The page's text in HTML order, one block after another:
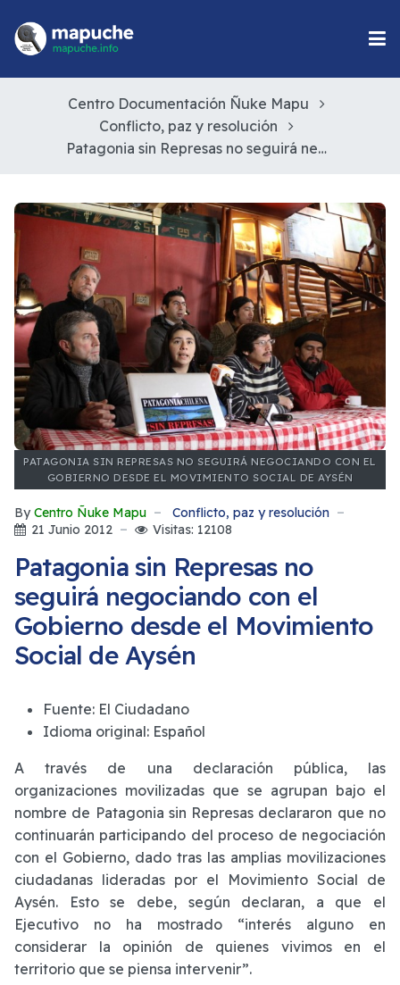
Centro Documentación Ñuke Mapu
Conflicto, paz y resolución
Patagonia sin Represas no seguirá negociando con el Gobierno desde el Movimiento Social de Aysén
PATAGONIA SIN REPRESAS NO SEGUIRÁ NEGOCIANDO CON EL
GOBIERNO DESDE EL MOVIMIENTO SOCIAL DE AYSÉN
By Centro Ñuke Mapu
Conflicto, paz y resolución
21 Junio 2012
Visitas: 12108
Patagonia sin Represas no
seguirá negociando con el
Gobierno desde el Movimiento
Social de Aysén
Fuente: El Ciudadano
Idioma original: Español
A través de una declaración pública, las
organizaciones movilizadas que se agrupan bajo el
nombre de Patagonia sin Represas declararon que no
continuarán participando del proceso de negociación
con el Gobierno, dado tras las amplias movilizaciones
ciudadanas lideradas por el Movimiento Social de
Aysén. Esto se debe, según declaran, a que el
Ejecutivo no ha mostrado “interés alguno en
considerar la opinión de quienes vivimos en el
territorio que se piensa intervenir”.